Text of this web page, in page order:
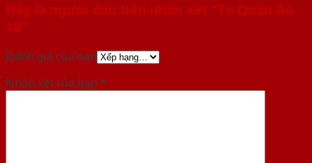
Hãy là người đầu tiên nhận xét “Tủ Quần Áo
18”
Đánh giá của bạn
Nhận xét của bạn *